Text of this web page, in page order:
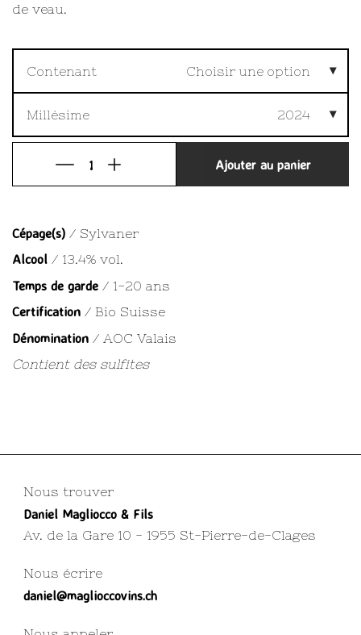
de veau.
Contenant Choisir une option
Millésime 2024
Ajouter au panier
Cépage(s) / Sylvaner
Alcool / 13.4% vol.
Temps de garde / 1-20 ans
Certification / Bio Suisse
Dénomination / AOC Valais
Contient des sulfites
Nous trouver
Daniel Magliocco & Fils
Av. de la Gare 10 - 1955 St-Pierre-de-Clages
Nous écrire
daniel@maglioccovins.ch